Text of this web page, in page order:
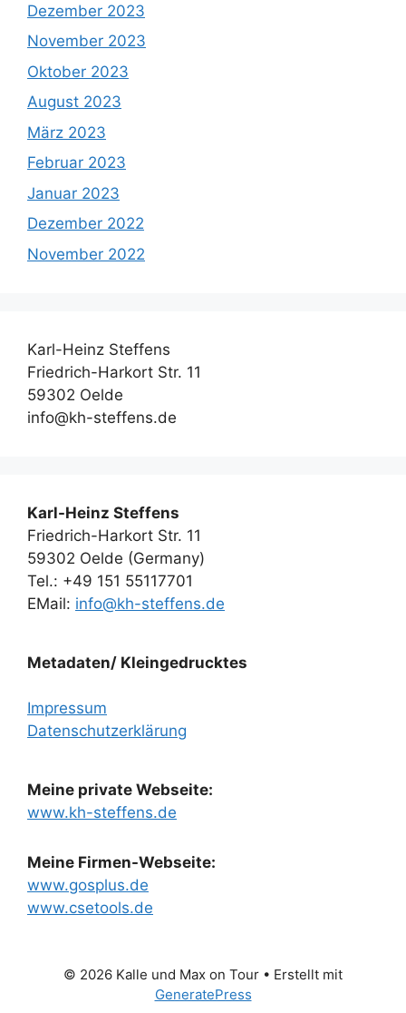
Dezember 2023
November 2023
Oktober 2023
August 2023
März 2023
Februar 2023
Januar 2023
Dezember 2022
November 2022
Karl-Heinz Steffens
Friedrich-Harkort Str. 11
59302 Oelde
info@kh-steffens.de
Karl-Heinz Steffens
Friedrich-Harkort Str. 11
59302 Oelde (Germany)
Tel.: +49 151 55117701
EMail: info@kh-steffens.de
Metadaten/ Kleingedrucktes
Impressum
Datenschutzerklärung
Meine private Webseite:
www.kh-steffens.de
Meine Firmen-Webseite:
www.gosplus.de
www.csetools.de
© 2026 Kalle und Max on Tour • Erstellt mit
GeneratePress